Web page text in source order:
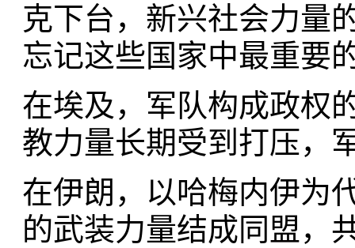
克下台，新兴社会力量
忘记这些国家中最重要
在埃及，军队构成政权
教力量长期受到打压，
在伊朗，以哈梅内伊为
的武装力量结成同盟，